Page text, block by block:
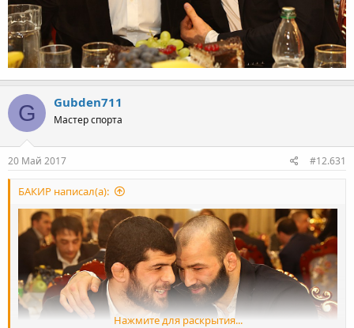
G Gubden711
Мастер спорта
20 Май 2017 #12.631
БАКИР написал(а):
Нажмите для раскрытия...